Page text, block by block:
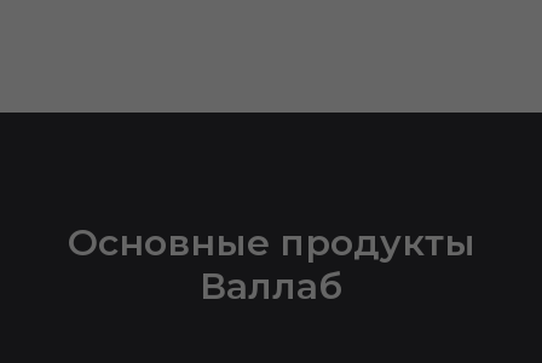
Основные продукты
Валлаб